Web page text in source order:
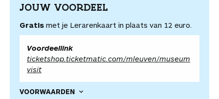
JOUW VOORDEEL
Gratis met je Lerarenkaart in plaats van 12 euro.
Voordeellink
ticketshop.ticketmatic.com/mleuven/museum
visit
VOORWAARDEN